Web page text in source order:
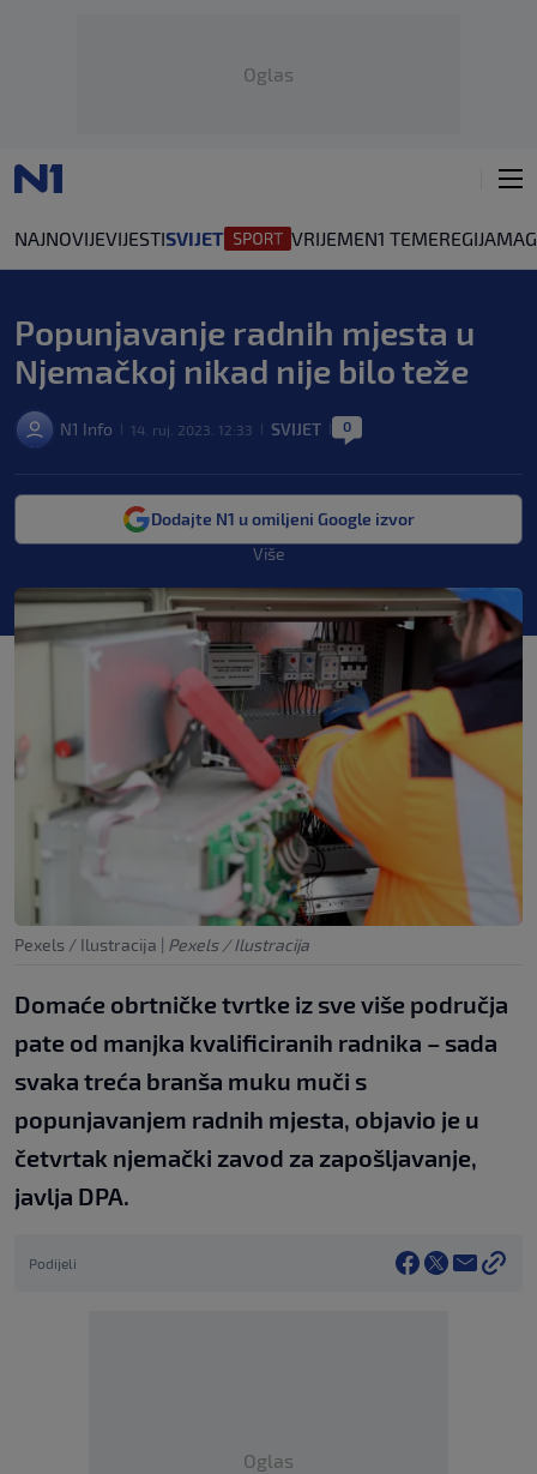
Oglas
NAJNOVIJEVIJESTISVIJET VRIJEMEN1 TEMEREGIJA
Popunjavanje radnih mjesta u
Njemačkoj nikad nije bilo teže
N1 Info 14. ruj. 2023. 12:33 SVIJET 0
Dodajte N1 u omiljeni Google izvor
Više
Pexels / Ilustracija | Pexels / Ilustracija
Domaće obrtničke tvrtke iz sve više područja
pate od manjka kvalificiranih radnika – sada
svaka treća branša muku muči s
popunjavanjem radnih mjesta, objavio je u
četvrtak njemački zavod za zapošljavanje,
javlja DPA.
Podijeli
Oglas